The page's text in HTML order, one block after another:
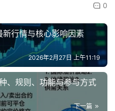
0
行情与核心影响因素
2026年2月27日 上午11:19
、规则、功能与参与方式
下一篇